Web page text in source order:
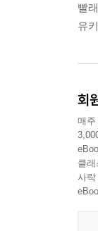
빨
유
회
매주
클
사락